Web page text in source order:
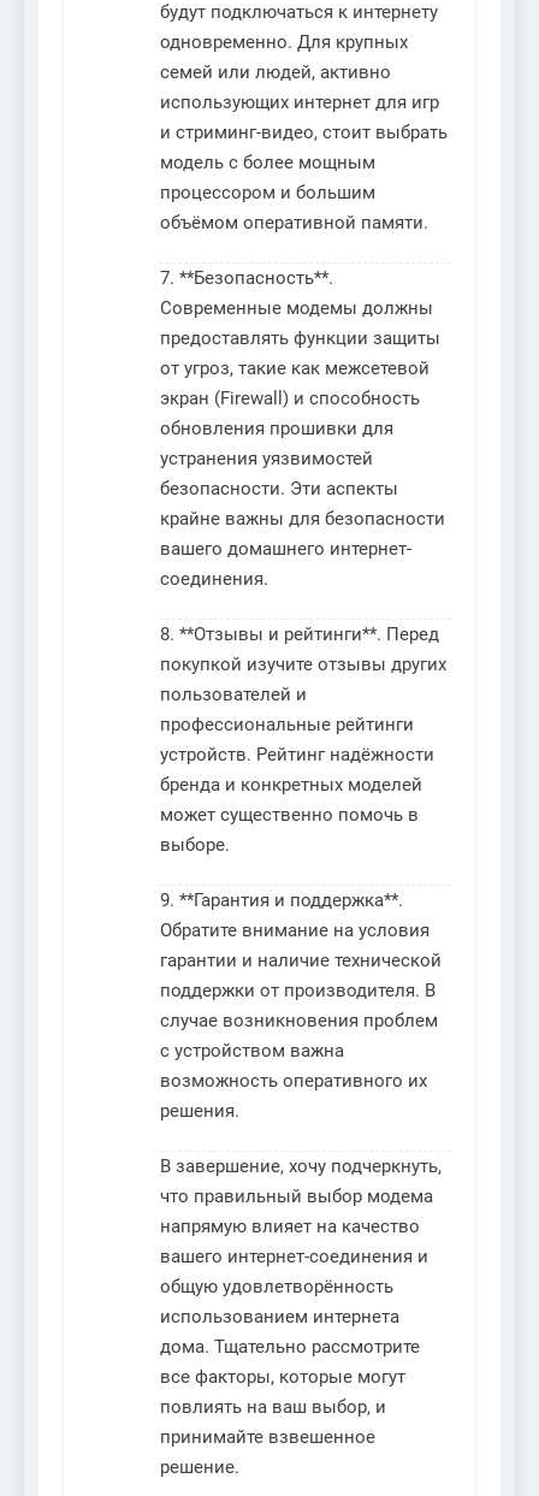
будут подключаться к интернету
одновременно. Для крупных
семей или людей, активно
использующих интернет для игр
и стриминг-видео, стоит выбрать
модель с более мощным
процессором и большим
объёмом оперативной памяти.
7. **Безопасность**.
Современные модемы должны
предоставлять функции защиты
от угроз, такие как межсетевой
экран (Firewall) и способность
обновления прошивки для
устранения уязвимостей
безопасности. Эти аспекты
крайне важны для безопасности
вашего домашнего интернет-
соединения.
8. **Отзывы и рейтинги**. Перед
покупкой изучите отзывы других
пользователей и
профессиональные рейтинги
устройств. Рейтинг надёжности
бренда и конкретных моделей
может существенно помочь в
выборе.
9. **Гарантия и поддержка**.
Обратите внимание на условия
гарантии и наличие технической
поддержки от производителя. В
случае возникновения проблем
с устройством важна
возможность оперативного их
решения.
В завершение, хочу подчеркнуть,
что правильный выбор модема
напрямую влияет на качество
вашего интернет-соединения и
общую удовлетворённость
использованием интернета
дома. Тщательно рассмотрите
все факторы, которые могут
повлиять на ваш выбор, и
принимайте взвешенное
решение.